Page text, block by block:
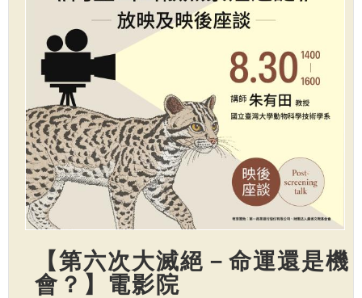
【第六次大滅絕－命運還是機
會？】電影院